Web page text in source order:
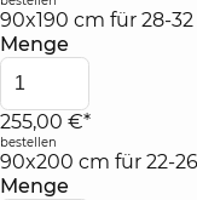
90x190 cm für 28-
Menge
255,00 €*
bestellen
90x200 cm für 22-
Menge